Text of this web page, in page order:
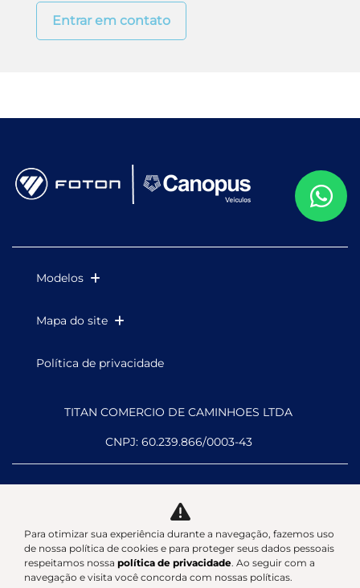
Entrar em contato
Modelos
Mapa do site
Política de privacidade
TITAN COMERCIO DE CAMINHOES LTDA
CNPJ: 60.239.866/0003-43
Desacelere. Seu bem maior é a
vida.
Para otimizar sua experiência durante a navegação, fazemos uso
de nossa política de cookies e para proteger seus dados pessoais
respeitamos nossa política de privacidade. Ao seguir com a
navegação e visita você concorda com nossas políticas.